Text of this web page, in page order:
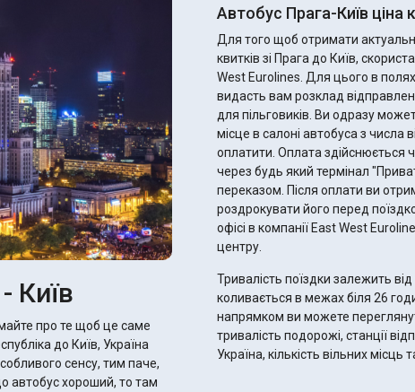
Київ
про те щоб це саме
до Київ, Україна
сенсу, тим паче,
Автобус Прага-Київ ціна
Для того щоб отримати
квитків зі Прага до Київ,
West Eurolines. Для цього в
видасть вам розклад
для пільговиків. Ви одразу можете підібрати ідеальний рейс, найзручніше для вас
місце в салоні автобуса з числа
оплатити. Оплата здійснюється
через будь який термінал
переказом. Після оплати ви отримаєте електронний квиток - не забудьте
роздрокувати його перед
офісі в компанії East West
центру.
Тривалість поїздки залежить
коливається в межах біля 26 годин 30 хвилин.
напрямком ви можете
тривалість подорожі, станції
Україна, кількість вільних